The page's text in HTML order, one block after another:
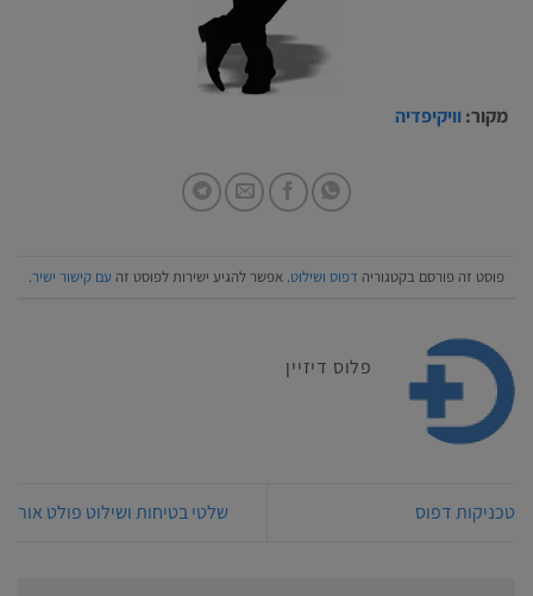
מקור:וויקיפדיה
פוסט זה פורסם בקטגוריה דפוס ושילוט. אפשר להגיע ישירות לפוסט זה עם קישור ישיר.
פלוס דיזיין
טכניקות דפוס שלטי בטיחות ושילוט פולט אור